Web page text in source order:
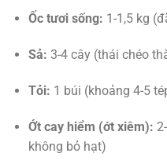
Ốc tươi sống: 1-1,5 kg
Sả: 3-4 cây (thái chéo
Tỏi: 1 búi (khoảng 4-5
Ớt cay hiểm (ớt xiêm):
không bỏ hạt)